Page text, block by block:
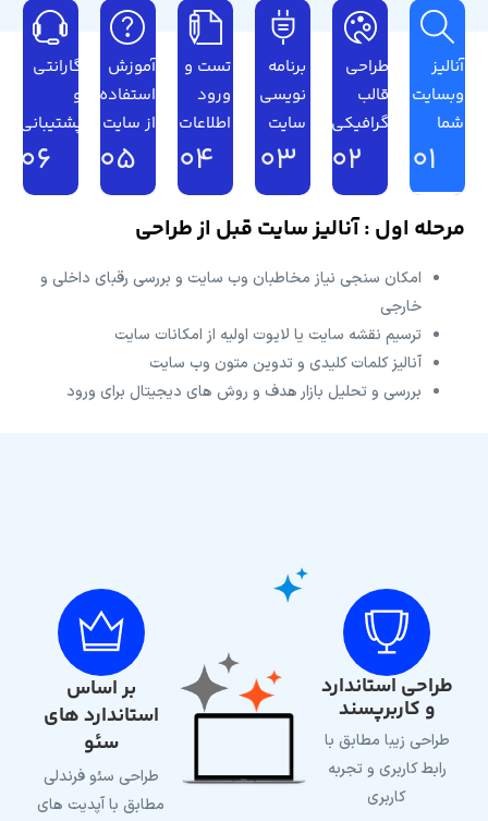
آنالیز
وبسایت
شما
01
طراحی
قالب
گرافیکی
02
برنامه
نویسی
سایت
03
تست و
ورود
اطلاعات
04
آموزش
استفاده
از سایت
05
گارانتی
و
پشتیبانی
06
مرحله اول : آنالیز سایت قبل از طراحی
امکان سنجی نیاز مخاطبان وب سایت و بررسی رقبای داخلی و
خارجی
ترسیم نقشه سایت یا لایوت اولیه از امکانات سایت
آنالیز کلمات کلیدی و تدوین متون وب سایت
بررسی و تحلیل بازار هدف و روش های دیجیتال برای ورود
طراحی استاندارد
و کاربرپسند
طراحی زیبا مطابق با
رابط کاربری و تجربه
کاربری
بر اساس
استاندارد های
سئو
طراحی سئو فرندلی
مطابق با آپدیت های